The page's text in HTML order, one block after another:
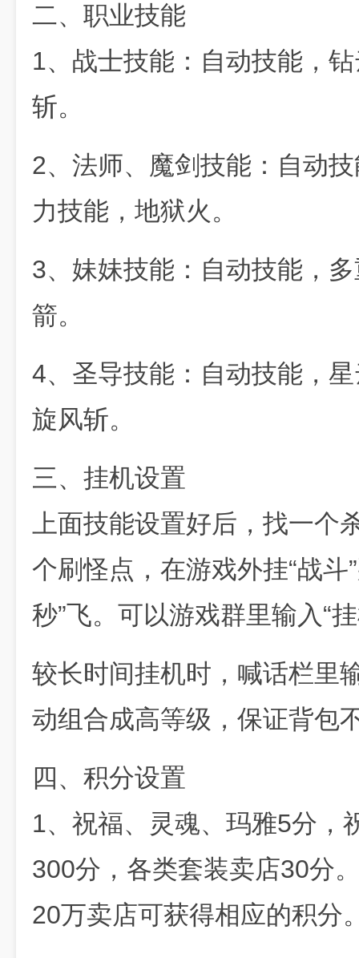
二、职业技能
1、战士技能：自动技能，
斩。
2、法师、魔剑技能：自动
力技能，地狱火。
3、妹妹技能：自动技能，
箭。
4、圣导技能：自动技能，
旋风斩。
三、挂机设置
上面技能设置好后，找一个
个刷怪点，在游戏外挂“战斗
秒”飞。可以游戏群里输入“
较长时间挂机时，喊话栏里
动组合成高等级，保证背包
四、积分设置
1、祝福、灵魂、玛雅5分，
300分，各类套装卖店30分
20万卖店可获得相应的积分